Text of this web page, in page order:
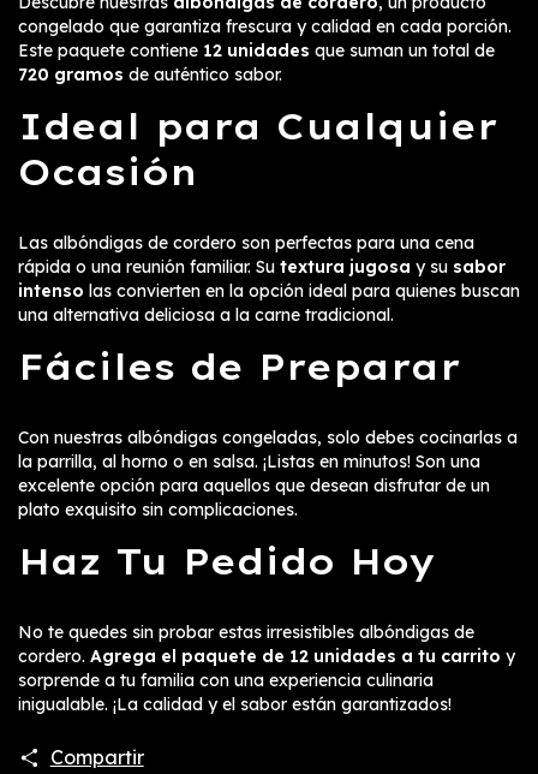
congelado que garantiza frescura y calidad en cada porción.
Este paquete contiene 12 unidades que suman un total de
720 gramos de auténtico sabor.
Ideal para Cualquier
Ocasión
Las albóndigas de cordero son perfectas para una cena
rápida o una reunión familiar. Su textura jugosa y su sabor
intenso las convierten en la opción ideal para quienes buscan
una alternativa deliciosa a la carne tradicional.
Fáciles de Preparar
Con nuestras albóndigas congeladas, solo debes cocinarlas a
la parrilla, al horno o en salsa. ¡Listas en minutos! Son una
excelente opción para aquellos que desean disfrutar de un
plato exquisito sin complicaciones.
Haz Tu Pedido Hoy
No te quedes sin probar estas irresistibles albóndigas de
cordero. Agrega el paquete de 12 unidades a tu carrito y
sorprende a tu familia con una experiencia culinaria
inigualable. ¡La calidad y el sabor están garantizados!
Compartir